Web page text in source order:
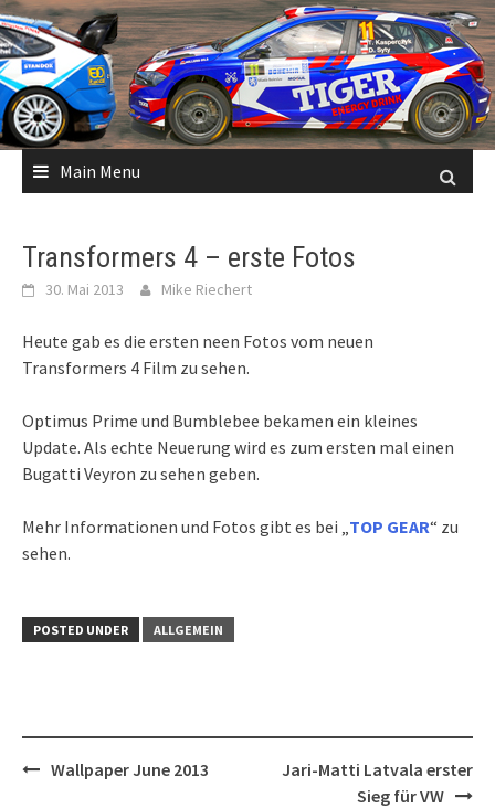
Skip
to
content
Main Menu
Transformers 4 – erste Fotos
30. Mai 2013 Mike Riechert
Heute gab es die ersten neen Fotos vom neuen
Transformers 4 Film zu sehen.
Optimus Prime und Bumblebee bekamen ein kleines
Update. Als echte Neuerung wird es zum ersten mal einen
Bugatti Veyron zu sehen geben.
Mehr Informationen und Fotos gibt es bei „TOP GEAR“ zu
sehen.
POSTED UNDER ALLGEMEIN
PostWallpaper June 2013
Jari-Matti Latvala erster
Sieg für VW